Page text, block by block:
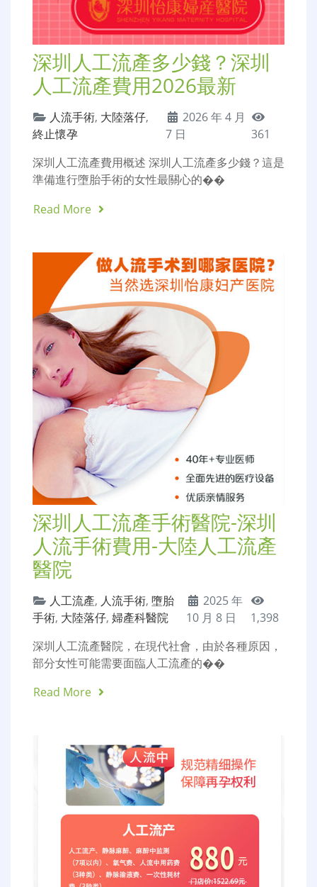
深圳人工流產多少錢？深圳
人工流產費用2026最新
人流手術, 大陸落仔,
終止懷孕
2026 年 4 月
7 日
361
深圳人工流產費用概述 深圳人工流產多少錢？這是
準備進行墮胎手術的女性最關心的��
Read More
深圳人工流產手術醫院-深圳
人流手術費用-大陸人工流產
醫院
人工流產, 人流手術, 墮胎
手術, 大陸落仔, 婦產科醫院
2025 年
10 月 8 日
1,398
深圳人工流產醫院，在現代社會，由於各種原因，
部分女性可能需要面臨人工流產的��
Read More